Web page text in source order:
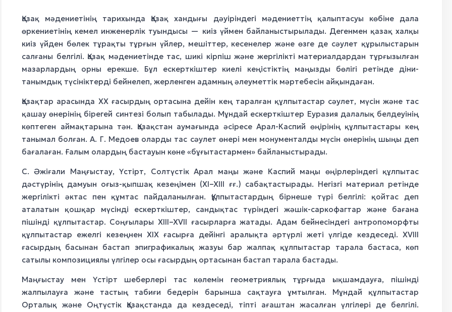
Қазақ мәдениетінің тарихында Қазақ хандығы дәуіріндегі мәдениеттің қалыптасуы көбіне дала
өркениетінің кемел инженерлік туындысы — киіз үймен байланыстырылады. Дегенмен қазақ халқы
киіз үйден бөлек тұрақты тұрғын үйлер, мешіттер, кесенелер және өзге де сәулет құрылыстарын
салғаны белгілі. Қазақ мәдениетінде тас, шикі кірпіш және жергілікті материалдардан тұрғызылған
мазарлардың орны ерекше. Бұл ескерткіштер киелі кеңістіктің маңызды бөлігі ретінде діни-
танымдық түсініктерді бейнелеп, жерленген адамның әлеуметтік мәртебесін айқындаған.
Қазақтар арасында XX ғасырдың ортасына дейін кең таралған құлпытастар сәулет, мүсін және тас
қашау өнерінің бірегей синтезі болып табылады. Мұндай ескерткіштер Еуразия далалық белдеуінің
көптеген аймақтарына тән. Қазақстан аумағында әсіресе Арал-Каспий өңірінің құлпытастары кең
танымал болған. А. Г. Медоев оларды тас сәулет өнері мен монументалды мүсін өнерінің шыңы деп
бағалаған. Ғалым олардың бастауын көне «бұғытастармен» байланыстырады.
С. Әжіғали Маңғыстау, Үстірт, Солтүстік Арал маңы және Каспий маңы өңірлеріндегі құлпытас
дәстүрінің дамуын оғыз-қыпшақ кезеңімен (XI–XIII ғғ.) сабақтастырады. Негізгі материал ретінде
жергілікті әктас пен құмтас пайдаланылған. Құлпытастардың бірнеше түрі белгілі: қойтас деп
аталатын қошқар мүсінді ескерткіштер, сандықтас түріндегі жәшік-саркофагтар және бағана
пішінді құлпытастар. Соңғылары XIII–XVII ғасырларға жатады. Адам бейнесіндегі антропоморфты
құлпытастар ежелгі кезеңнен XIX ғасырға дейінгі аралықта әртүрлі жеті үлгіде кездеседі. XVIII
ғасырдың басынан бастап эпиграфикалық жазуы бар жалпақ құлпытастар тарала бастаса, көп
сатылы композициялы үлгілер осы ғасырдың ортасынан бастап тарала бастады.
Маңғыстау мен Үстірт шеберлері тас көлемін геометриялық тұрғыда ықшамдауға, пішінді
жалпылауға және тастың табиғи бедерін барынша сақтауға ұмтылған. Мұндай құлпытастар
Орталық және Оңтүстік Қазақстанда да кездеседі, тіпті ағаштан жасалған үлгілері де белгілі.